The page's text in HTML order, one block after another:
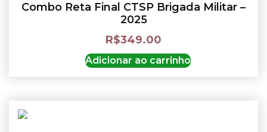
Combo Reta Final CTSP Brigada Militar –
2025
R$349.00
Adicionar ao carrinho